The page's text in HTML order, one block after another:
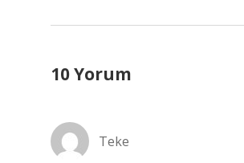
10 Yorum
Teke